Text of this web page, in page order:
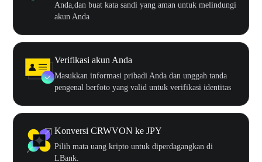
Anda,dan buat kata sandi yang aman untuk melindungi
akun Anda
Verifikasi akun Anda
Masukkan informasi pribadi Anda dan unggah tanda
pengenal berfoto yang valid untuk verifikasi identitas
Konversi CRWVON ke JPY
Pilih mata uang kripto untuk diperdagangkan di
LBank.